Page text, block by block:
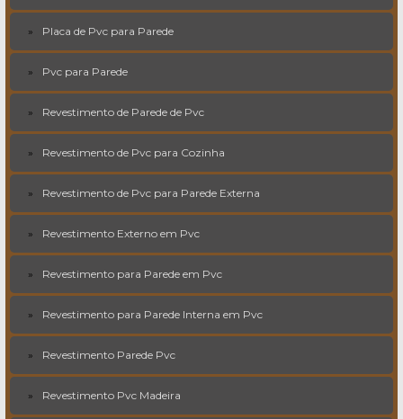
Placa de Pvc para Parede
Pvc para Parede
Revestimento de Parede de Pvc
Revestimento de Pvc para Cozinha
Revestimento de Pvc para Parede Externa
Revestimento Externo em Pvc
Revestimento para Parede em Pvc
Revestimento para Parede Interna em Pvc
Revestimento Parede Pvc
Revestimento Pvc Madeira